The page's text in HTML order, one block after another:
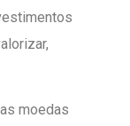
moedas